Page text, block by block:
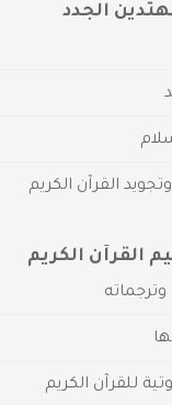
الجدد
القرآن الكريم
القرآن الكريم
للقرآن الكريم